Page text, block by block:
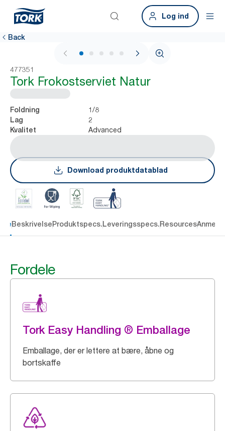
Log ind
Back
1 / 6
477351
Tork Frokostserviet Natur
Foldning 1/8
Lag 2
Kvalitet Advanced
Download produktdatablad
BeskrivelseProduktspecs.Leveringsspecs.Resources
Fordele
Tork Easy Handling ® Emballage
Emballage, der er lettere at bære, åbne og
bortskaffe